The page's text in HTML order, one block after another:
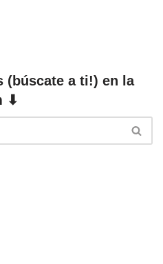
(búscate a ti!) en la
⬇